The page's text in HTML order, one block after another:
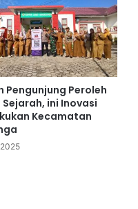
Pengunjung Peroleh
ini Inovasi
Kecamatan